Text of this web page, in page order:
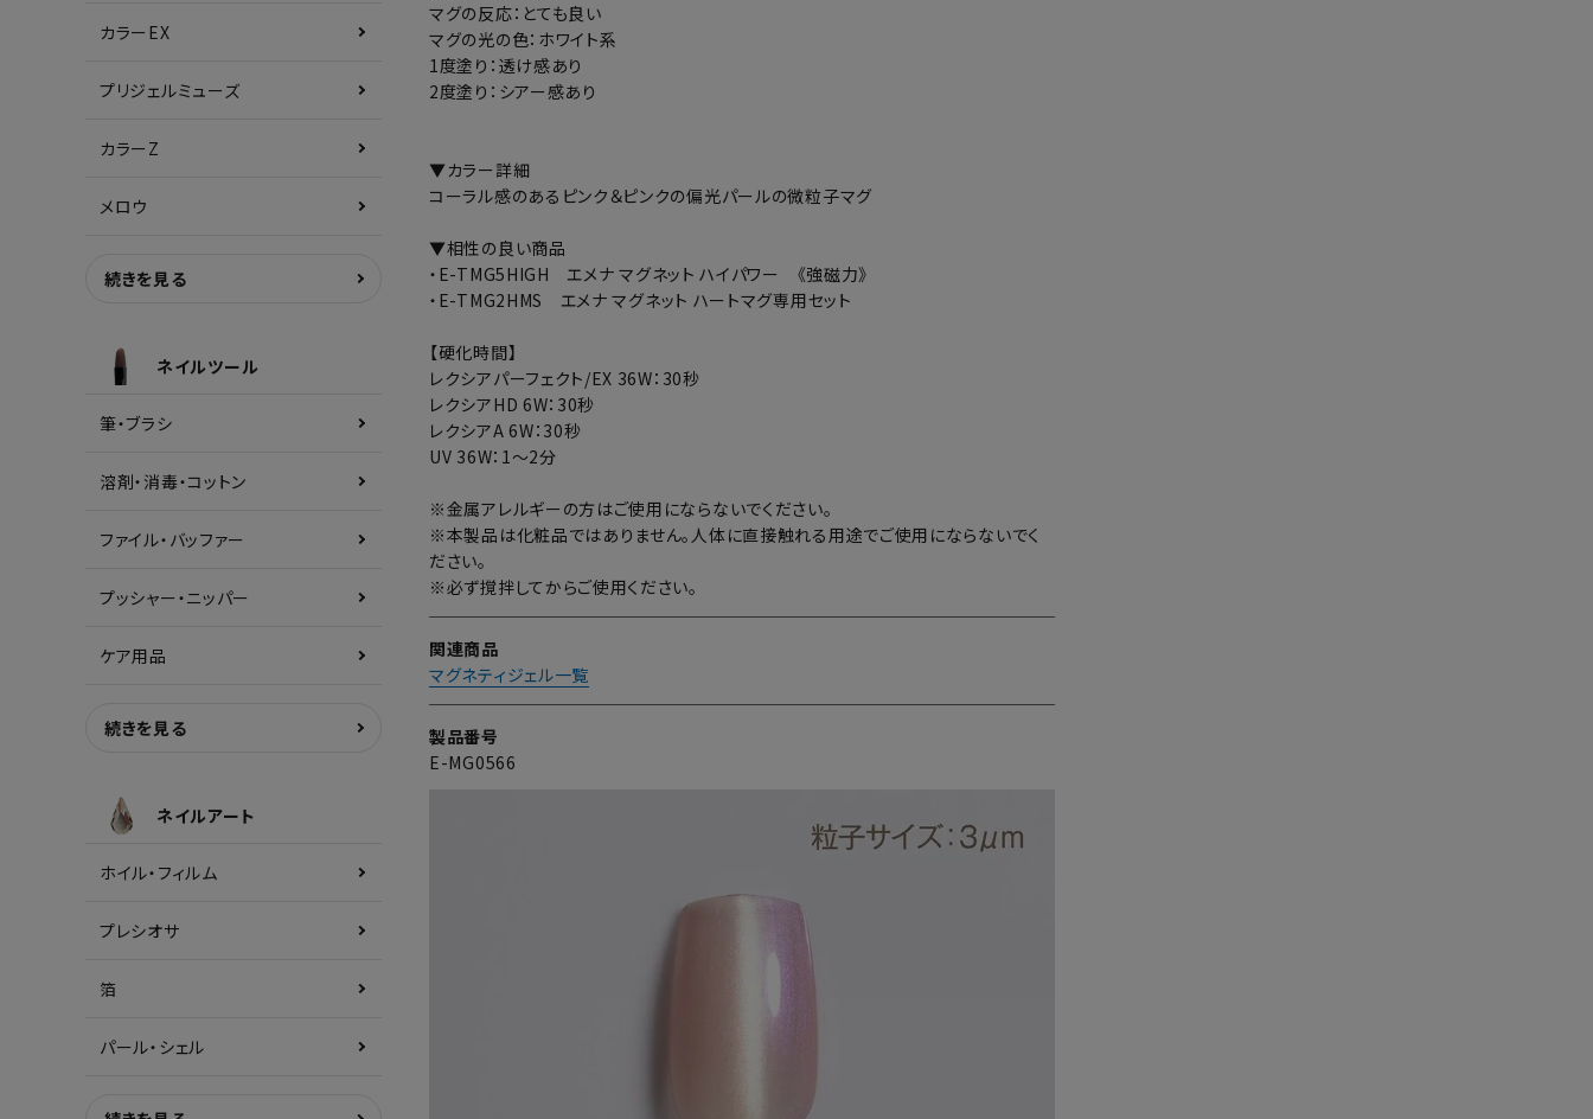
カラーEX
プリジェルミューズ
カラーZ
メロウ
続きを見る
ネイルツール
筆・ブラシ
溶剤・消毒・コットン
ファイル・バッファー
プッシャー・ニッパー
ケア用品
続きを見る
ネイルアート
ホイル・フィルム
プレシオサ
箔
パール・シェル
マグの反応：とても良い
マグの光の色：ホワイト系
1度塗り：透け感あり
2度塗り：シアー感あり
▼カラー詳細
コーラル感のあるピンク＆ピンクの偏光パールの微粒子マグ
▼相性の良い商品
・E-TMG5HIGH エメナ マグネット ハイパワー 《強磁力》
・E-TMG2HMS エメナ マグネット ハートマグ専用セット
【硬化時間】
レクシアパーフェクト/EX 36W：30秒
レクシアHD 6W：30秒
レクシアA 6W：30秒
UV 36W：1～2分
※金属アレルギーの方はご使用にならないでください。
※本製品は化粧品ではありません。人体に直接触れる用途でご使用にならないでく
ださい。
※必ず撹拌してからご使用ください。
関連商品
マグネティジェル一覧
製品番号
E-MG0566